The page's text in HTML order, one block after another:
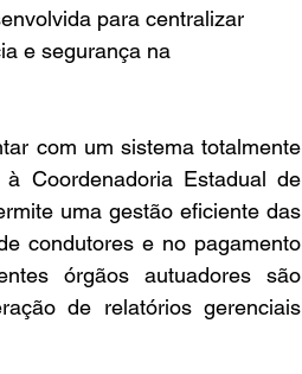
para centralizar
e segurança na
com um sistema totalmente
Coordenadoria Estadual de
uma gestão eficiente das
condutores e no pagamento
órgãos autuadores são
de relatórios gerenciais